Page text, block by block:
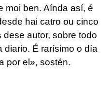
moi ben. Aínda así, é
hai catro ou cinco
autor, sobre todo
diario. É rarísimo o día
por el», sostén.